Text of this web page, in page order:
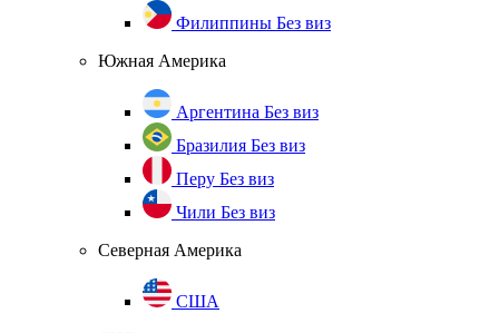
Филиппины Без виз
Южная Америка
Аргентина Без виз
Бразилия Без виз
Перу Без виз
Чили Без виз
Северная Америка
США